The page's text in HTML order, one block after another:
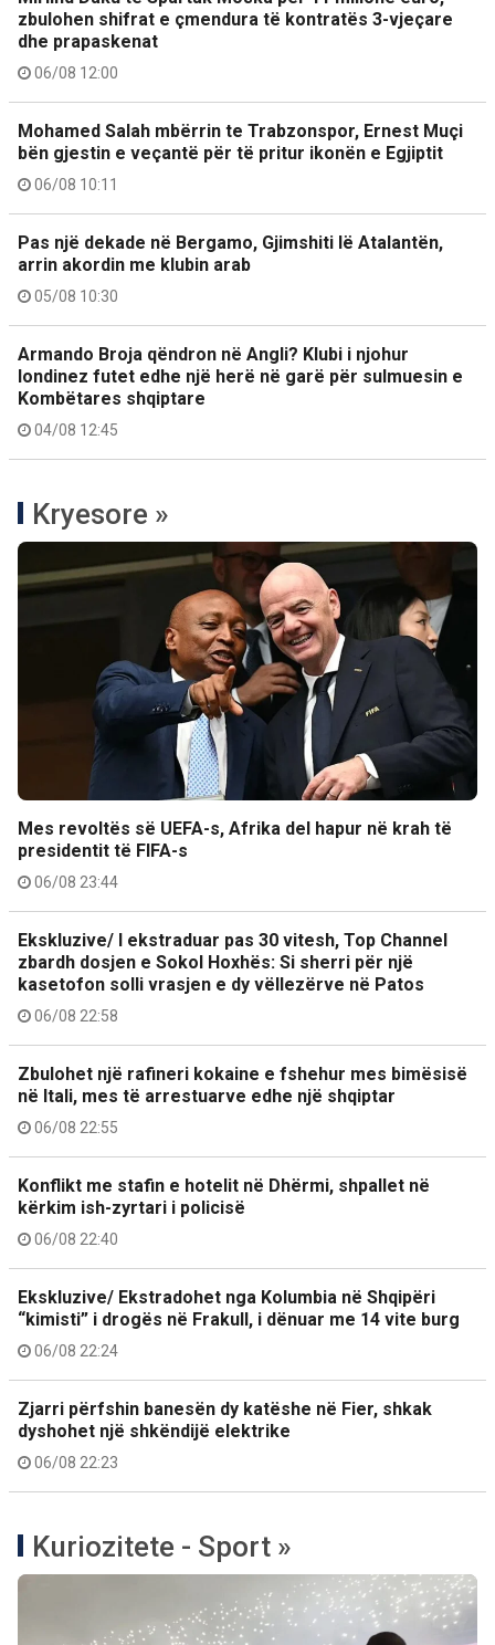
zbulohen shifrat e çmendura të kontratës 3-vjeçare
dhe prapaskenat
06/08 12:00
Mohamed Salah mbërrin te Trabzonspor, Ernest Muçi
bën gjestin e veçantë për të pritur ikonën e Egjiptit
06/08 10:11
Pas një dekade në Bergamo, Gjimshiti lë Atalantën,
arrin akordin me klubin arab
05/08 10:30
Armando Broja qëndron në Angli? Klubi i njohur
londinez futet edhe një herë në garë për sulmuesin e
Kombëtares shqiptare
04/08 12:45
Kryesore »
Mes revoltës së UEFA-s, Afrika del hapur në krah të
presidentit të FIFA-s
06/08 23:44
Ekskluzive/ I ekstraduar pas 30 vitesh, Top Channel
zbardh dosjen e Sokol Hoxhës: Si sherri për një
kasetofon solli vrasjen e dy vëllezërve në Patos
06/08 22:58
Zbulohet një rafineri kokaine e fshehur mes bimësisë
në Itali, mes të arrestuarve edhe një shqiptar
06/08 22:55
Konflikt me stafin e hotelit në Dhërmi, shpallet në
kërkim ish-zyrtari i policisë
06/08 22:40
Ekskluzive/ Ekstradohet nga Kolumbia në Shqipëri
“kimisti” i drogës në Frakull, i dënuar me 14 vite burg
06/08 22:24
Zjarri përfshin banesën dy katëshe në Fier, shkak
dyshohet një shkëndijë elektrike
06/08 22:23
Kuriozitete - Sport »